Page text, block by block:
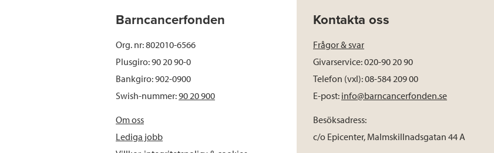
Barncancerfonden
Org. nr: 802010-6566
Plusgiro: 90 20 90-0
Bankgiro: 902-0900
Swish-nummer:90 20 900
Om oss
Lediga jobb
Kontakta oss
Frågor & svar
Givarservice: 020-90 20 90
Telefon (vxl): 08-584 209 00
E-post: info@barncancerfonden.se
Besöksadress:
c/o Epicenter, Malmskillnadsgatan 44 A